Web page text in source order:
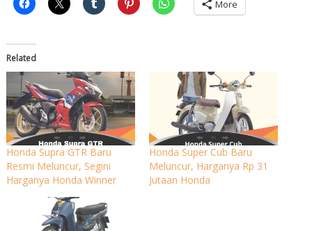
More
Related
Honda Supra GTR Baru
Resmi Meluncur, Segini
Harganya Honda Winner
Honda Super Cub Baru
Meluncur, Harganya Rp 31
Jutaan Honda